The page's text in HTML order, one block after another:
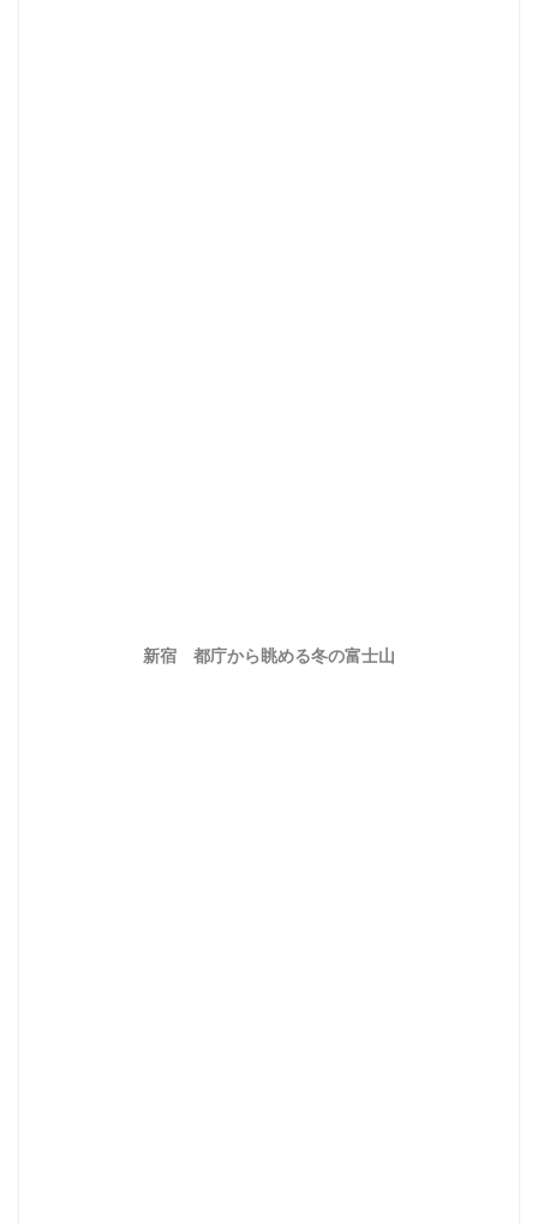
新宿 都庁から眺める冬の富士山